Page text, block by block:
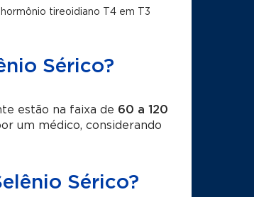
tireoidiano T4 em T3
Sérico?
estão na faixa de 60 a 120
um médico, considerando
Sérico?